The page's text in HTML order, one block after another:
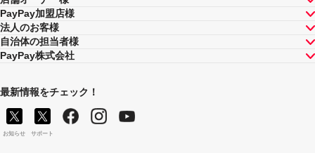
PayPay加盟店様
法人のお客様
自治体の担当者様
PayPay株式会社
最新情報をチェック！
お知らせ サポート